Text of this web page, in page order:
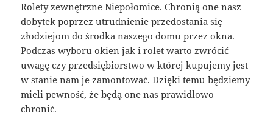
Rolety zewnętrzne Niepołomice. Chronią one nasz
dobytek poprzez utrudnienie przedostania się
złodziejom do środka naszego domu przez okna.
Podczas wyboru okien jak i rolet warto zwrócić
uwagę czy przedsiębiorstwo w której kupujemy jest
w stanie nam je zamontować. Dzięki temu będziemy
mieli pewność, że będą one nas prawidłowo
chronić.